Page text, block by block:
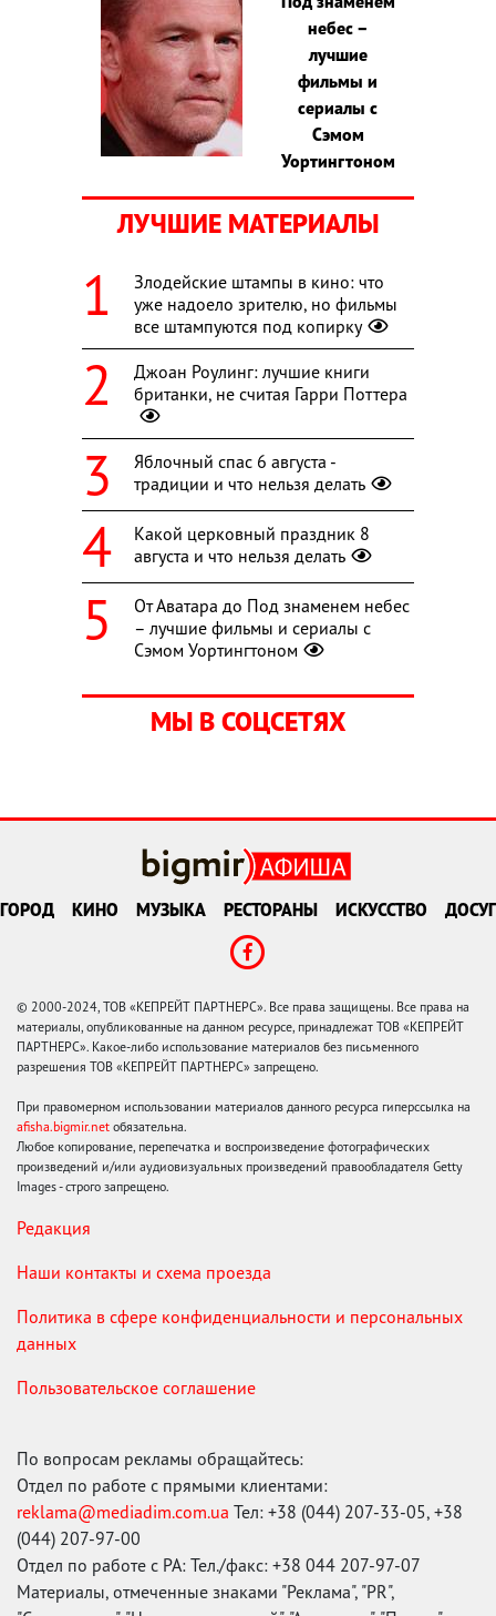
небес –
лучшие
фильмы и
сериалы с
Сэмом
Уортингтоном
ЛУЧШИЕ МАТЕРИАЛЫ
Злодейские штампы в кино: что
уже надоело зрителю, но фильмы
все штампуются под копирку
Джоан Роулинг: лучшие книги
британки, не считая Гарри Поттера
Яблочный спас 6 августа -
традиции и что нельзя делать
Какой церковный праздник 8
августа и что нельзя делать
От Аватара до Под знаменем небес
– лучшие фильмы и сериалы с
Сэмом Уортингтоном
МЫ В СОЦСЕТЯХ
ГОРОД КИНО МУЗЫКА РЕСТОРАНЫ ИСКУССТВО ДОСУГ
© 2000-2024, ТОВ «КЕПРЕЙТ ПАРТНЕРС». Все права защищены. Все права на
материалы, опубликованные на данном ресурсе, принадлежат ТОВ «КЕПРЕЙТ
ПАРТНЕРС». Какое-либо использование материалов без письменного
разрешения ТОВ «КЕПРЕЙТ ПАРТНЕРС» запрещено.
При правомерном использовании материалов данного ресурса гиперссылка на
afisha.bigmir.net обязательна.
Любое копирование, перепечатка и воспроизведение фотографических
произведений и/или аудиовизуальных произведений правообладателя Getty
Images - строго запрещено.
Редакция
Наши контакты и схема проезда
Политика в сфере конфиденциальности и персональных
данных
Пользовательское соглашение
По вопросам рекламы обращайтесь:
Отдел по работе с прямыми клиентами:
reklama@mediadim.com.ua Тел: +38 (044) 207-33-05, +38
(044) 207-97-00
Отдел по работе с РА: Тел./факс: +38 044 207-97-07
Материалы, отмеченные знаками "Реклама", "PR",